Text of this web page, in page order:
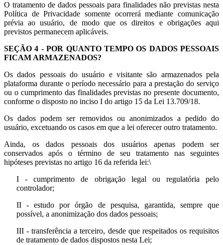
O tratamento de dados pessoais para finalidades não previstas nesta
Política de Privacidade somente ocorrerá mediante comunicação
prévia ao usuário, de modo que os direitos e obrigações aqui
previstos permanecem aplicáveis.
SEÇÃO 4 - POR QUANTO TEMPO OS DADOS PESSOAIS
FICAM ARMAZENADOS?
Os dados pessoais do usuário e visitante são armazenados pela
plataforma durante o período necessário para a prestação do serviço
ou o cumprimento das finalidades previstas no presente documento,
conforme o disposto no inciso I do artigo 15 da Lei 13.709/18.
Os dados podem ser removidos ou anonimizados a pedido do
usuário, excetuando os casos em que a lei oferecer outro tratamento.
Ainda, os dados pessoais dos usuários apenas podem ser
conservados após o término de seu tratamento nas seguintes
hipóteses previstas no artigo 16 da referida lei:\
I - cumprimento de obrigação legal ou regulatória pelo
controlador;
II - estudo por órgão de pesquisa, garantida, sempre que
possível, a anonimização dos dados pessoais;
III - transferência a terceiro, desde que respeitados os requisitos
de tratamento de dados dispostos nesta Lei;